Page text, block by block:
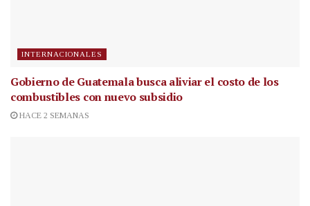
INTERNACIONALES
Gobierno de Guatemala busca aliviar el costo de los
combustibles con nuevo subsidio
HACE 2 SEMANAS